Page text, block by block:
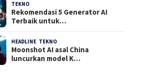
TEKNO
Rekomendasi 5 Generator AI
Terbaik untuk…
HEADLINE TEKNO
Moonshot AI asal China
luncurkan model K…